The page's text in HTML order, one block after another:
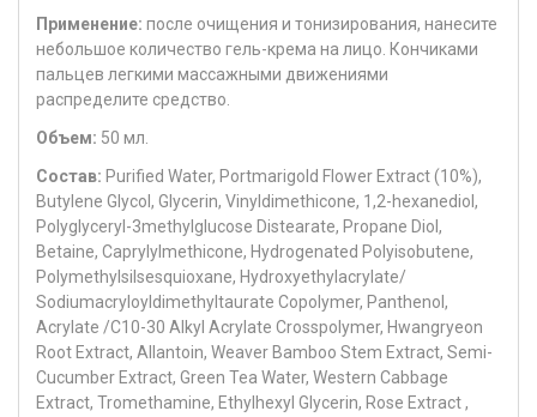
Применение: после очищения и тонизирования, нанесите
небольшое количество гель-крема на лицо. Кончиками
пальцев легкими массажными движениями
распределите средство.
Объем: 50 мл.
Состав: Purified Water, Portmarigold Flower Extract (10%),
Butylene Glycol, Glycerin, Vinyldimethicone, 1,2-hexanediol,
Polyglyceryl-3methylglucose Distearate, Propane Diol,
Betaine, Caprylylmethicone, Hydrogenated Polyisobutene,
Polymethylsilsesquioxane, Hydroxyethylacrylate/
Sodiumacryloyldimethyltaurate Copolymer, Panthenol,
Acrylate /C10-30 Alkyl Acrylate Crosspolymer, Hwangryeon
Root Extract, Allantoin, Weaver Bamboo Stem Extract, Semi-
Cucumber Extract, Green Tea Water, Western Cabbage
Extract, Tromethamine, Ethylhexyl Glycerin, Rose Extract ,